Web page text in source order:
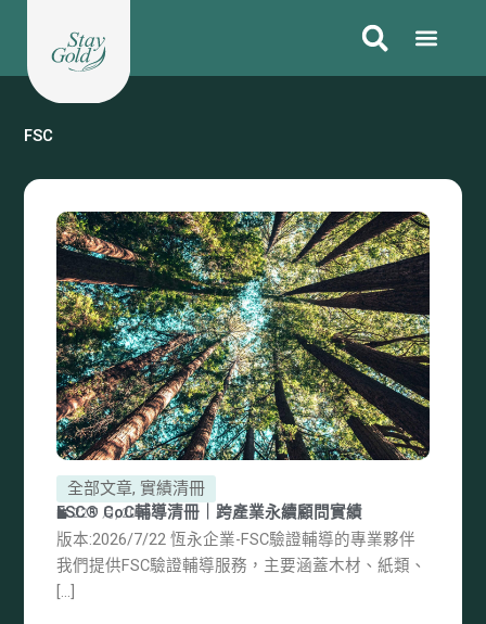
FSC
全部文章, 實績清冊
FSC® CoC輔導清冊｜跨產業永續顧問實績
22 7 月, 2026
版本:2026/7/22 恆永企業-FSC驗證輔導的專業夥伴
我們提供FSC驗證輔導服務，主要涵蓋木材、紙類、
[…]